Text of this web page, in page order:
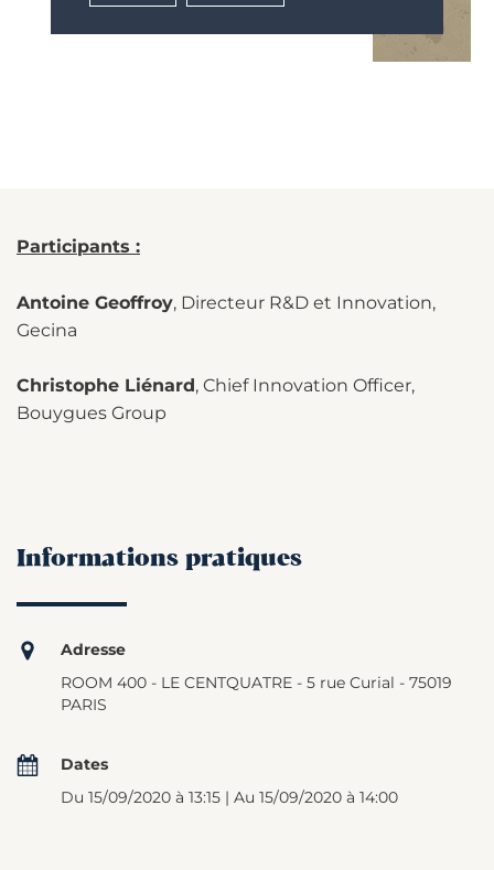
Participants :
Antoine Geoffroy, Directeur R&D et Innovation,
Gecina
Christophe Liénard , Chief Innovation Officer,
Bouygues Group
Informations pratiques
Adresse
ROOM 400 - LE CENTQUATRE - 5 rue Curial - 75019
PARIS
Dates
Du 15/09/2020 à 13:15 | Au 15/09/2020 à 14:00